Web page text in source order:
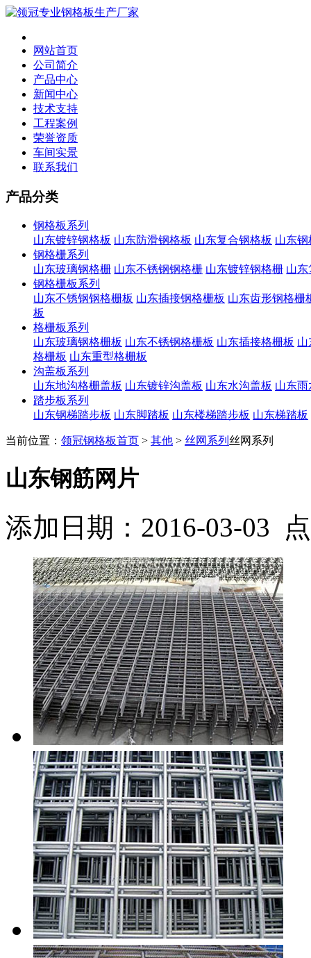
网站首页
公司简介
产品中心
新闻中心
技术支持
工程案例
荣誉资质
车间实景
联系我们
产品分类
钢格板系列
山东镀锌钢格板 山东防滑钢格板 山东复合钢格板 山东钢
钢格栅系列
山东玻璃钢格栅 山东不锈钢钢格栅 山东镀锌钢格栅 山东
钢格栅板系列
山东不锈钢钢格栅板 山东插接钢格栅板 山东齿形钢格栅
板
格栅板系列
山东玻璃钢格栅板 山东不锈钢格栅板 山东插接格栅板 山
格栅板 山东重型格栅板
沟盖板系列
山东地沟格栅盖板 山东镀锌沟盖板 山东水沟盖板 山东
踏步板系列
山东钢梯踏步板 山东脚踏板 山东楼梯踏步板 山东梯踏板
当前位置： 领冠钢格板首页 > 其他 > 丝网系列 丝网系列
山东钢筋网片
添加日期：2016-03-03